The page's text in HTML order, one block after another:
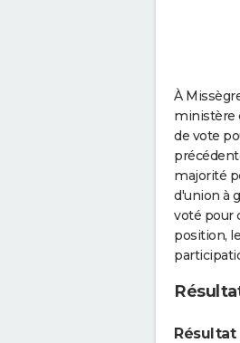
À
ministère
de vote
majorité
d'union à
voté pour
position,
Résultat